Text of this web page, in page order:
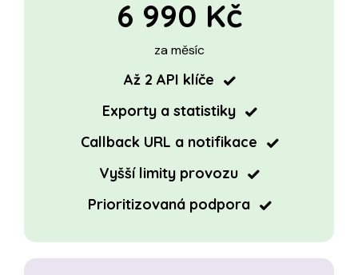
6 990 Kč
za měsíc
Až 2 API klíče
Exporty a statistiky
Callback URL a notifikace
Vyšší limity provozu
Prioritizovaná podpora